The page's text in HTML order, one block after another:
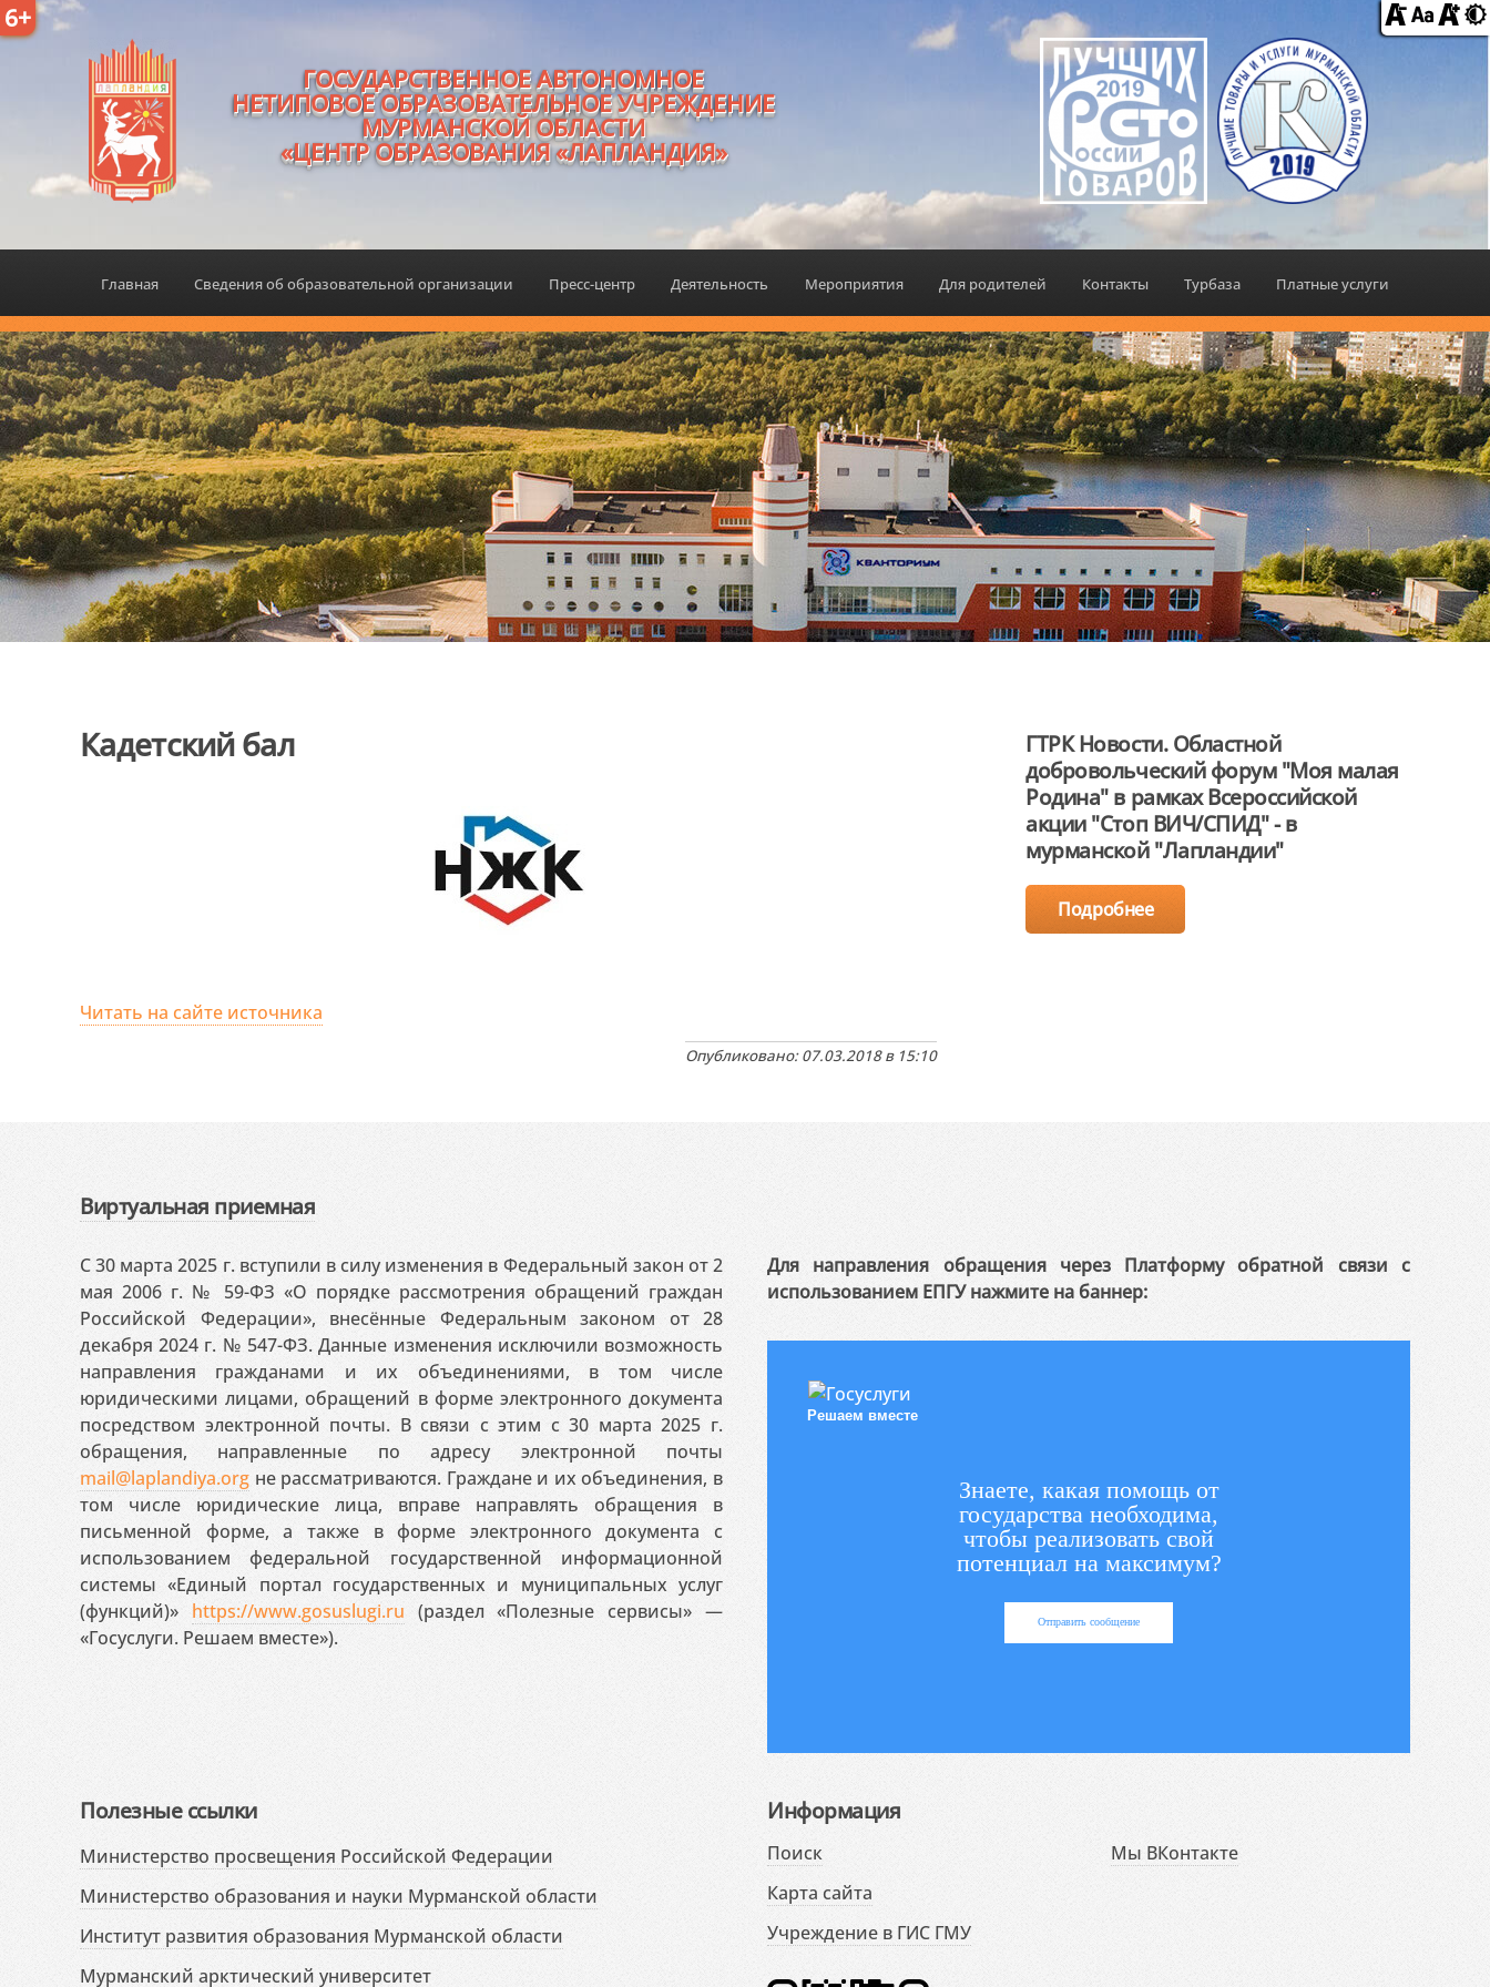
6+
ГОСУДАРСТВЕННОЕ АВТОНОМНОЕ
НЕТИПОВОЕ ОБРАЗОВАТЕЛЬНОЕ УЧРЕЖДЕНИЕ
МУРМАНСКОЙ ОБЛАСТИ
«ЦЕНТР ОБРАЗОВАНИЯ «ЛАПЛАНДИЯ»
Главная Сведения об образовательной организации Пресс-центр Деятельность Мероприятия Для родителей Контакты Турбаза Платные услуги
Кадетский бал
Читать на сайте источника
Опубликовано: 07.03.2018 в 15:10
ГТРК Новости. Областной
добровольческий форум "Моя малая
Родина" в рамках Всероссийской
акции "Стоп ВИЧ/СПИД" - в
мурманской "Лапландии"
Подробнее
Виртуальная приемная
С 30 марта 2025 г. вступили в силу изменения в Федеральный закон от 2
мая 2006 г. № 59-ФЗ «О порядке рассмотрения обращений граждан
Российской Федерации», внесённые Федеральным законом от 28
декабря 2024 г. № 547-ФЗ. Данные изменения исключили возможность
направления гражданами и их объединениями, в том числе
юридическими лицами, обращений в форме электронного документа
посредством электронной почты. В связи с этим с 30 марта 2025 г.
обращения, направленные по адресу электронной почты
mail@laplandiya.org не рассматриваются. Граждане и их объединения, в
том числе юридические лица, вправе направлять обращения в
письменной форме, а также в форме электронного документа с
использованием федеральной государственной информационной
системы «Единый портал государственных и муниципальных услуг
(функций)» https://www.gosuslugi.ru (раздел «Полезные сервисы» —
«Госуслуги. Решаем вместе»).
Для направления обращения через Платформу обратной связи с
использованием ЕПГУ нажмите на баннер:
Решаем вместе
Знаете, какая помощь от
государства необходима,
чтобы реализовать свой
потенциал на максимум?
Отправить сообщение
Полезные ссылки
Министерство просвещения Российской Федерации
Министерство образования и науки Мурманской области
Институт развития образования Мурманской области
Мурманский арктический университет
Информация
Поиск
Карта сайта
Учреждение в ГИС ГМУ
Мы ВКонтакте